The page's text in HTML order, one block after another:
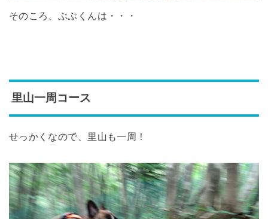
そのころ、ぶぶくんは・・・
里山一周コース
せっかくなので、里山も一周！